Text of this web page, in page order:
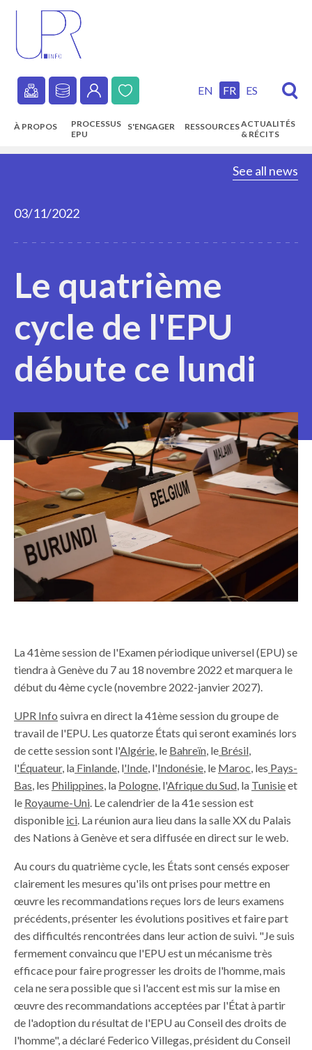
content
Secondary
navigation
EN FR ES
Main
À PROPOS
PROCESSUS
EPU
S'ENGAGER RESSOURCESACTUALITÉS
& RÉCITS
See all news
03/11/2022
Le quatrième
cycle de l'EPU
débute ce lundi
La 41ème session de l'Examen périodique universel (EPU) se
tiendra à Genève du 7 au 18 novembre 2022 et marquera le
début du 4ème cycle (novembre 2022-janvier 2027).
UPR Info suivra en direct la 41ème session du groupe de
travail de l'EPU. Les quatorze États qui seront examinés lors
de cette session sont l'Algérie, le Bahreïn, le Brésil,
l'Équateur, la Finlande, l'Inde, l'Indonésie, le Maroc, les Pays-
Bas, les Philippines, la Pologne, l'Afrique du Sud, la Tunisieet
le Royaume-Uni. Le calendrier de la 41e session est
disponible ici. La réunion aura lieu dans la salle XX du Palais
des Nations à Genève et sera diffusée en direct sur le web.
Au cours du quatrième cycle, les États sont censés exposer
clairement les mesures qu'ils ont prises pour mettre en
œuvre les recommandations reçues lors de leurs examens
précédents, présenter les évolutions positives et faire part
des difficultés rencontrées dans leur action de suivi. "Je suis
fermement convaincu que l'EPU est un mécanisme très
efficace pour faire progresser les droits de l'homme, mais
cela ne sera possible que si l'accent est mis sur la mise en
œuvre des recommandations acceptées par l'État à partir
de l'adoption du résultat de l'EPU au Conseil des droits de
l'homme", a déclaré Federico Villegas, président du Conseil